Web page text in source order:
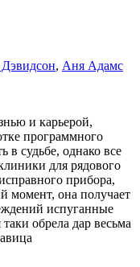
, Аня Адамс
и карьерой,
программного
в судьбе, однако все
для рядового
прибора,
момент, она получает
испуганные
обрела дар весьма